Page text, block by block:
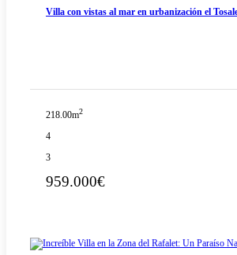
Villa con vistas al mar en urbanización el
218.00m2
4
3
959.000€